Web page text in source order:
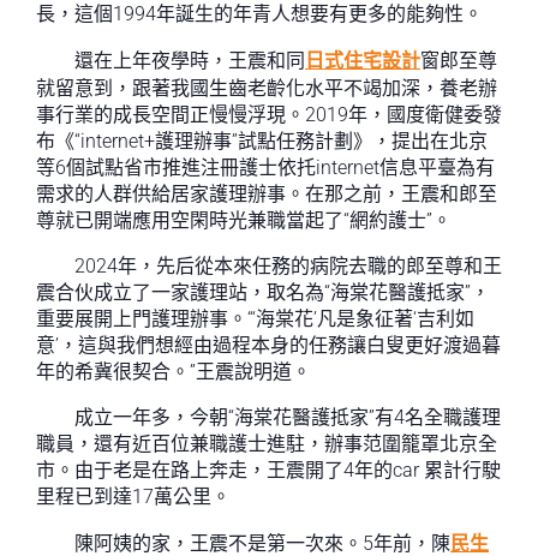
長，這個1994年誕生的年青人想要有更多的能夠性。
還在上年夜學時，王震和同 日式住宅設計窗郎至尊
就留意到，跟著我國生齒老齡化水平不竭加深，養老辦
事行業的成長空間正慢慢浮現。2019年，國度衛健委發
布《“internet+護理辦事”試點任務計劃》，提出在北京
等6個試點省市推進注冊護士依托internet信息平臺為有
需求的人群供給居家護理辦事。在那之前，王震和郎至
尊就已開端應用空閑時光兼職當起了“網約護士”。
2024年，先后從本來任務的病院去職的郎至尊和王
震合伙成立了一家護理站，取名為“海棠花醫護抵家”，
重要展開上門護理辦事。“‘海棠花’凡是象征著‘吉利如
意’，這與我們想經由過程本身的任務讓白叟更好渡過暮
年的希冀很契合。”王震說明道。
成立一年多，今朝“海棠花醫護抵家”有4名全職護理
職員，還有近百位兼職護士進駐，辦事范圍籠罩北京全
市。由于老是在路上奔走，王震開了4年的car 累計行駛
里程已到達17萬公里。
陳阿姨的家，王震不是第一次來。5年前，陳民生